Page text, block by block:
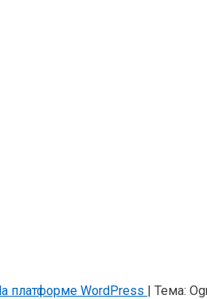
платформе WordPress | Тема: